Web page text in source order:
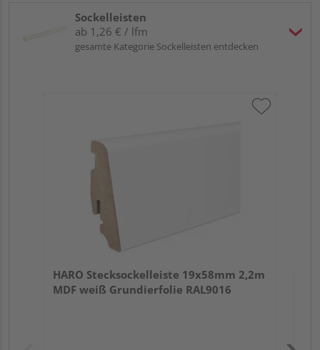
Sockelleisten
ab 1,26 € / lfm
gesamte Kategorie Sockelleisten entdecken
HARO Stecksockelleiste 19x58mm 2,2m
MDF weiß Grundierfolie RAL9016